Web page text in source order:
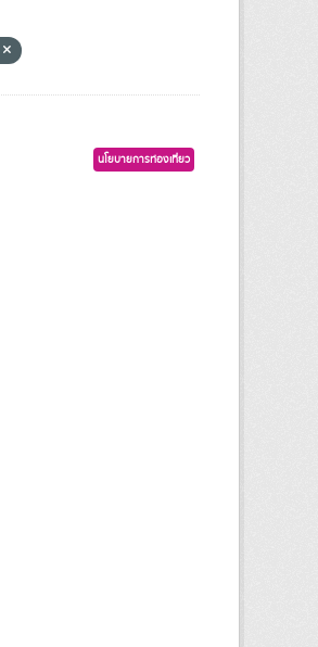
นโยบายการท่องเที่ยว